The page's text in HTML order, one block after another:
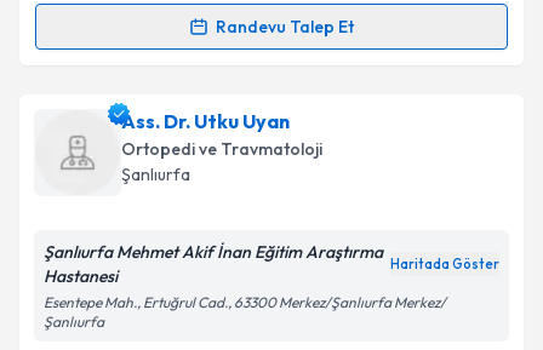
Metni'ni okudum ve kişisel verilerimin belirtilen
kapsamda işlenmesini kabul ediyorum.
Takvim Talebini Gönder
Randevu Talep Et
Randevu Takvimi Talebi
Ass. Dr. İrfan Tepe için randevu takvimi talebi
oluşturun. Size bu uzmandan randevu almanız için bir
takvim hazırlandığında e-posta ile bilgilendireceğiz.
Ass. Dr. Utku Uyan
Ortopedi ve Travmatoloji
Şanlıurfa
Şanlıurfa Mehmet Akif İnan Eğitim Araştırma
Hastanesi
Haritada Göster
Esentepe Mah., Ertuğrul Cad., 63300 Merkez/Şanlıurfa Merkez/
Şanlıurfa